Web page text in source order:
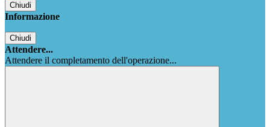
Chiudi
Informazione
Chiudi
Attendere...
Attendere il completamento dell'operazione...